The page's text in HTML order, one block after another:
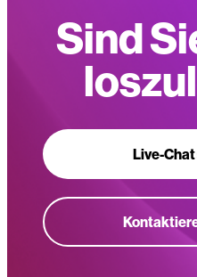
Sind
Live-